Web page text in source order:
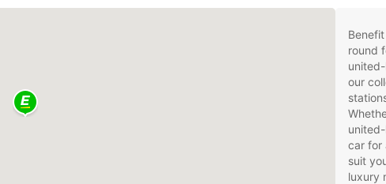
round
our
car for
suit
luxury